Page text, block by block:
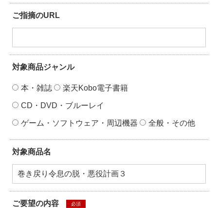
ご指摘のURL
対象商品ジャンル
本・雑誌 楽天Kobo電子書籍
CD・DVD・ブルーレイ
ゲーム・ソフトウェア・周辺機器 全般・その他
対象商品名
ご要望の内容 必須